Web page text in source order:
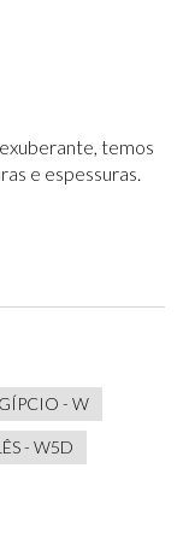
temos
e espessuras.
- W
- W5D